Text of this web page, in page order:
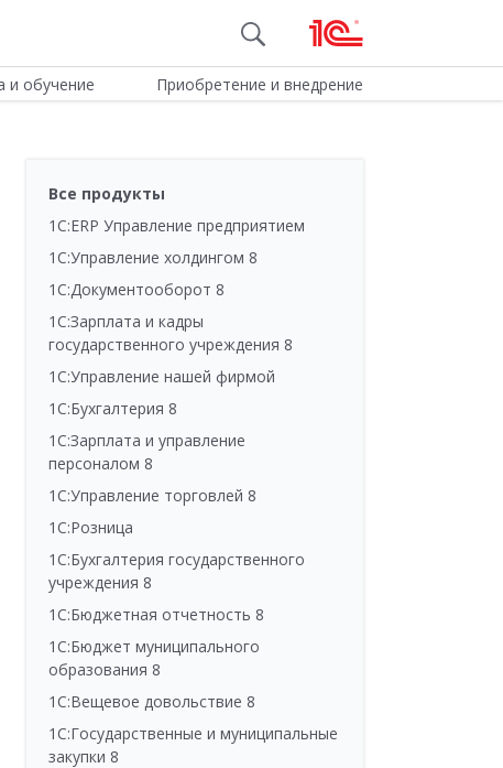
и обучение Приобретение и внедрение
Все продукты
1С:ERP Управление предприятием
1С:Управление холдингом 8
1С:Документооборот 8
1С:Зарплата и кадры
государственного учреждения 8
1С:Управление нашей фирмой
1С:Бухгалтерия 8
1С:Зарплата и управление
персоналом 8
1С:Управление торговлей 8
1С:Розница
1С:Бухгалтерия государственного
учреждения 8
1С:Бюджетная отчетность 8
1С:Бюджет муниципального
образования 8
1С:Вещевое довольствие 8
1С:Государственные и муниципальные
закупки 8